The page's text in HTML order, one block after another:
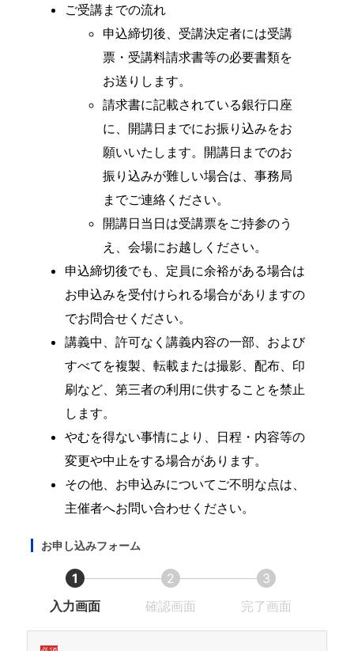
ご受講までの流れ
申込締切後、受講決定者には受講
票・受講料請求書等の必要書類を
お送りします。
請求書に記載されている銀行口座
に、開講日までにお振り込みをお
願いいたします。開講日までのお
振り込みが難しい場合は、事務局
までご連絡ください。
開講日当日は受講票をご持参のう
え、会場にお越しください。
申込締切後でも、定員に余裕がある場合は
お申込みを受付けられる場合がありますの
でお問合せください。
講義中、許可なく講義内容の一部、および
すべてを複製、転載または撮影、配布、印
刷など、第三者の利用に供することを禁止
します。
やむを得ない事情により、日程・内容等の
変更や中止をする場合があります。
その他、お申込みについてご不明な点は、
主催者へお問い合わせください。
お申し込みフォーム
1
入力画面現
在
2
確認画面
在
3
完了画面
在